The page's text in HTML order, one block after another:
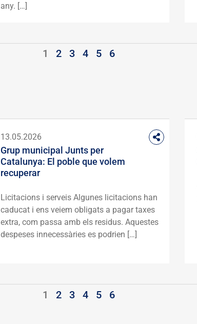
any. […]
1 2 3 4 5 6
13.05.2026
Grup municipal Junts per
Catalunya: El poble que volem
recuperar
Licitacions i serveis Algunes licitacions han
caducat i ens veiem obligats a pagar taxes
extra, com passa amb els residus. Aquestes
despeses innecessàries es podrien […]
1 2 3 4 5 6